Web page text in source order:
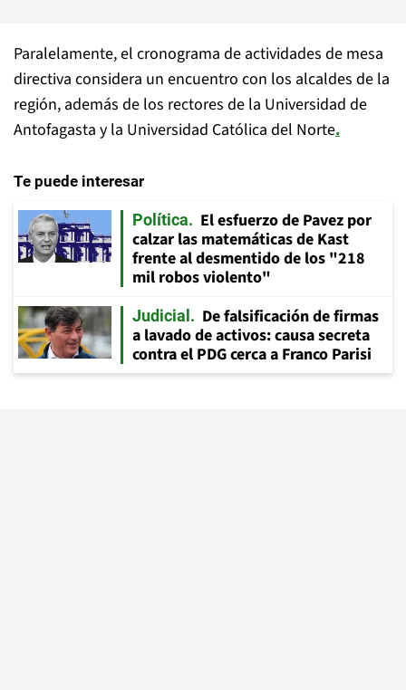
Paralelamente, el cronograma de actividades de mesa
directiva considera un encuentro con los alcaldes de la
región, además de los rectores de la Universidad de
Antofagasta y la Universidad Católica del Norte.
Te puede interesar
Política
El esfuerzo de Pavez por
calzar las matemáticas de Kast
frente al desmentido de los "218
mil robos violento"
Judicial
De falsificación de firmas
a lavado de activos: causa secreta
contra el PDG cerca a Franco Parisi